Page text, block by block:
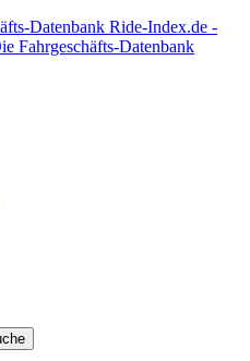
Ride-Index.de -
Fahrgeschäfts-Datenbank